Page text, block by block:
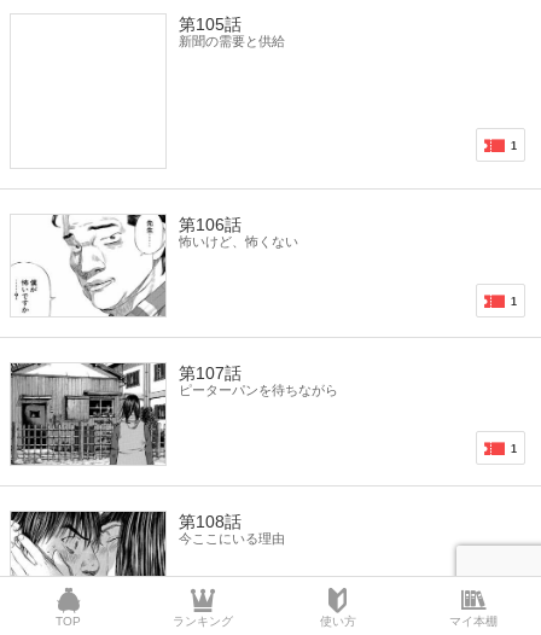
第105話
新聞の需要と供給
1
第106話
怖いけど、怖くない
1
第107話
ピーターパンを待ちながら
1
第108話
今ここにいる理由
TOP ランキング 使い方 マイ本棚